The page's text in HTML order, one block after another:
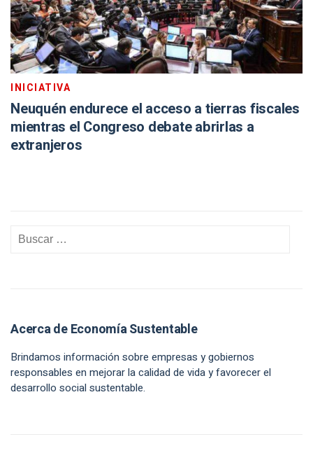
INICIATIVA
Neuquén endurece el acceso a tierras fiscales
mientras el Congreso debate abrirlas a
extranjeros
Acerca de Economía Sustentable
Brindamos información sobre empresas y gobiernos
responsables en mejorar la calidad de vida y favorecer el
desarrollo social sustentable.